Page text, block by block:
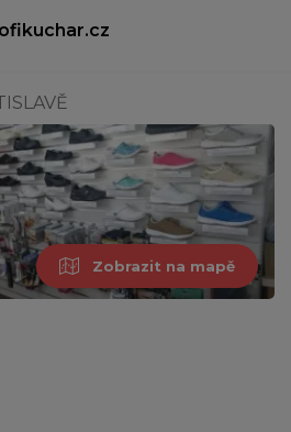
Zobrazit na mapě